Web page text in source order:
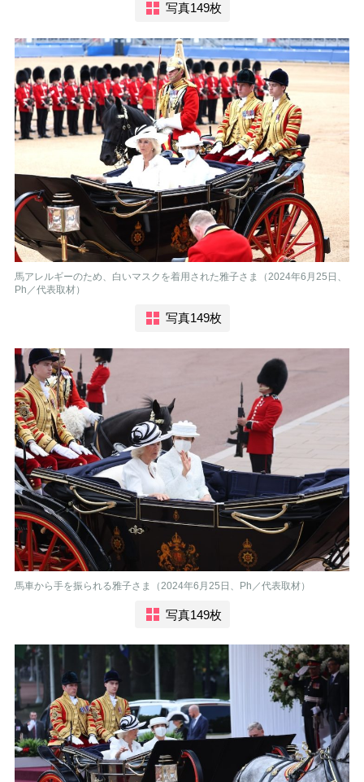
写真149枚
馬アレルギーのため、白いマスクを着用された雅子さま（2024年6月25日、
Ph／代表取材）
写真149枚
馬車から手を振られる雅子さま（2024年6月25日、Ph／代表取材）
写真149枚